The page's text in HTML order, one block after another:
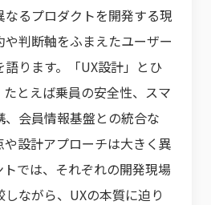
るプロダクトを開発する現
判断軸をふまえたユーザー
ります。「UX設計」とひ
たとえば乗員の安全性、スマ
会員情報基盤との統合な
や設計アプローチは大きく異
では、それぞれの開発現場
ながら、UXの本質に迫り